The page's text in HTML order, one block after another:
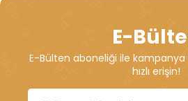
E-
E-Bülten aboneliği ile
hızlı erişin!